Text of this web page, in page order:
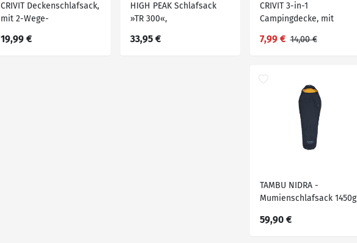
CRIVIT Deckenschlafsack,
mit 2-Wege-
19,99 €
HIGH PEAK Schlafsack
»TR 300«,
°C, mit Packsack
33,95 €
CRIVIT 3-in-1
Campingdecke, mit
Aufbewahrungstasche
7,99 € 14,00 €
TAMBU NIDRA -
Mumienschlafsack 1450g
59,90 €